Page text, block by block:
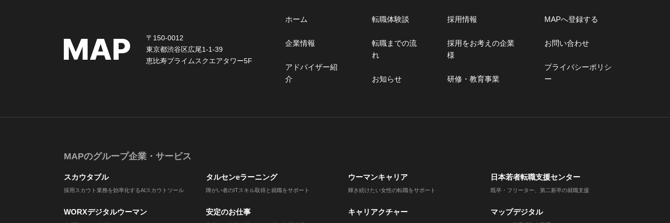
ホーム
企業情報
アドバイザー紹
介
転職体験談
転職までの流
れ
お知らせ
採用情報
採用をお考えの企業
様
研修・教育事業
MAPへ登録する
お問い合わせ
プライバシーポリシ
ー
〒150-0012
東京都渋谷区広尾1-1-39
恵比寿プライムスクエアタワー5F
MAPのグループ企業・サービス
スカウタブル
採用スカウト業務を効率化するAIスカウトツール
タルセンeラーニング
障がい者のITスキル取得と就職をサポート
ウーマンキャリア
輝き続けたい女性の転職をサポート
日本若者転職支援センター
既卒・フリーター、第二新卒の就職支援
WORXデジタルウーマン 安定のお仕事 キャリアクチャー マップデジタル